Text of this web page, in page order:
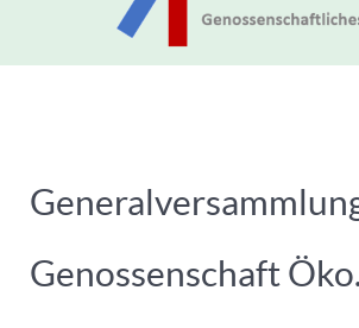
Genossenschaft